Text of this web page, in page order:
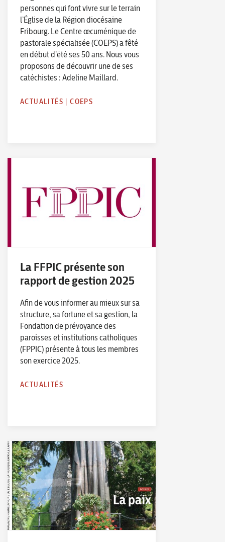
personnes qui font vivre sur le terrain
l’Église de la Région diocésaine
Fribourg. Le Centre œcuménique de
pastorale spécialisée (COEPS) a fêté
en début d’été ses 50 ans. Nous vous
proposons de découvrir une de ses
catéchistes : Adeline Maillard.
ACTUALITÉS |COEPS
La FFPIC présente son
rapport de gestion 2025
Afin de vous informer au mieux sur sa
structure, sa fortune et sa gestion, la
Fondation de prévoyance des
paroisses et institutions catholiques
(FPPIC) présente à tous les membres
son exercice 2025.
ACTUALITÉS